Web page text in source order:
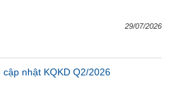
29/07/2026
cập nhật KQKD Q2/2026